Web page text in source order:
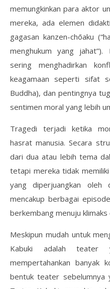
memungkinkan para aktor
mereka, ada elemen
gagasan kanzen-chōaku
menghukum yang jahat”).
sering menghadirkan
keagamaan seperti sifat
Buddha), dan pentingnya
sentimen moral yang lebih
Tragedi terjadi ketika
hasrat manusia. Secara
dari dua atau lebih tema
tetapi mereka tidak
yang diperjuangkan oleh
mencakup berbagai
berkembang menuju klimaks
Meskipun mudah untuk
Kabuki adalah teater
mempertahankan banyak
bentuk teater sebelumnya